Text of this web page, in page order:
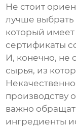
Не стоит
лучше
который
сертификаты
И, конечно, не
сырья, из
производству
важно
ингредиенты